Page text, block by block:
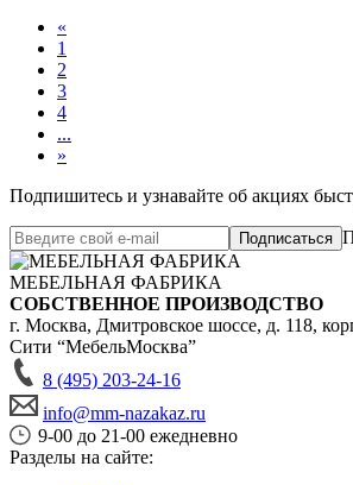
«
1
2
3
4
...
»
Подпишитесь и узнавайте об акциях
Подписаться
МЕБЕЛЬНАЯ ФАБРИКА
СОБСТВЕННОЕ ПРОИЗВОДСТВО
г. Москва, Дмитровское шоссе, д. 118,
Сити “МебельМосква”
8 (495) 203-24-16
info@mm-nazakaz.ru
9-00 до 21-00 ежедневно
Разделы на сайте: